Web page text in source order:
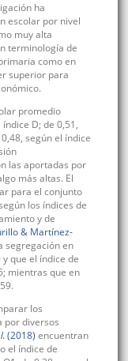
ha
escolar por nivel
muy alta
terminología de
como en
superior para
promedio
D; de 0,51,
según el índice
las aportadas por
más altas. El
para el conjunto
los índices de
y de
& Martínez-
segregación en
que el índice de
mientras que en
los
por diversos
. (2018) encuentran
el índice de